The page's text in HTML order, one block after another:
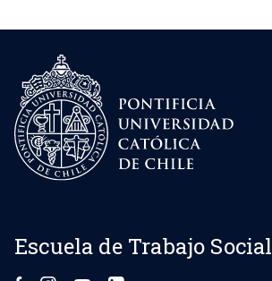
Escuela de Trabajo Social